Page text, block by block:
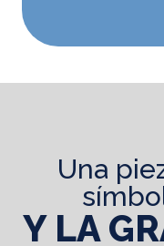
una pieza excepcional,
Y LA